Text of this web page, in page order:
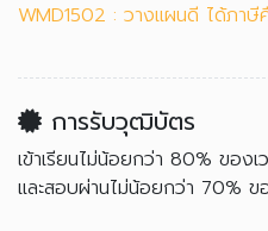
WMD1502 : วางแผนดี ได้ภา
การรับวุฒิบัตร
เข้าเรียนไม่น้อยกว่า 80% ของเ
และสอบผ่านไม่น้อยกว่า 70% ข